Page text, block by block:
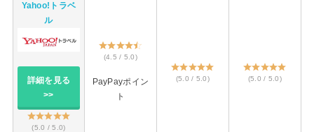
Yahoo!トラベ
ル
詳細を見る
>>
(5.0 / 5.0)
(4.5 / 5.0)
PayPayポイン
ト
(5.0 / 5.0) (5.0 / 5.0)